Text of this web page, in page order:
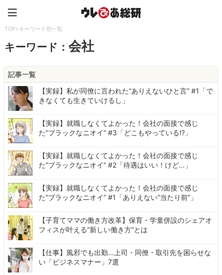
TOP>キーワード別一覧
キーワード：会社
記事一覧
【実録】私が同僚に言われた“ありえないひと言” #1「で
きなくても生きていけるし」
【実録】就職しなくてよかった！会社の面接で感じ
た“ブラックなニオイ” #3「どこもやっている!?」
【実録】就職しなくてよかった！会社の面接で感じ
た“ブラックなニオイ” #2「待遇はいい！けど…」
【実録】就職しなくてよかった！会社の面接で感じ
た“ブラックなニオイ” #1「ありえない“当たり前”」
【子育てママの働き方改革】保育・学童併設のシェアオ
フィスが叶える“新しい働き方”とは
【仕事】風邪でも出勤…上司・同僚・取引先を困らせな
い「ビジネスマナー」7選